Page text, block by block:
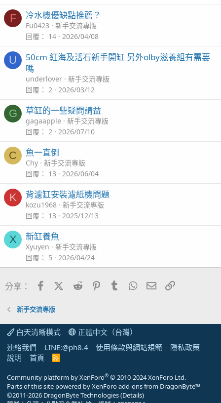
F 冷水機優缺點推薦？
Fu0423
新手交流專版
回覆
14 2026/04/08
U
50cm 紅海及活石新手開缸 另外olby滋養組有需要
嗎
underlover
新手交流專版
回覆
2 2026/03/12
G 草缸的一些疑問請益
gagaapple
新手交流專版
回覆
2 2026/07/10
C 魚一直倒
Chy
新手交流專版
回覆
13 2026/06/04
K 背濾缸安裝濾紙機問題
kozu1968
新手交流專版
回覆
13 2025/12/13
X 新缸養魚
Xyuyen
新手交流專版
回覆
5 2026/04/24
分享： FacebookX (Twitter)
Reddit PinterestTumblrWhatsApp電子郵件
新手交流專版
白天清晰模式
正體中文（台灣）
連絡我們
LINE:@ph8.4 使用條款與網站規範
隱私政策
說明
首頁
R
Community platform by XenForo® © 2010-2024 XenForo Ltd.
Parts of this site powered byXenForo add-ons from DragonByte™
©2011-2026 DragonByte Technologies(Details)